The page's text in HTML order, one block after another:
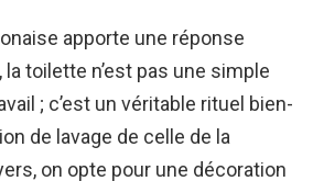
apporte une réponse
toilette n’est pas une simple
; c’est un véritable rituel bien-
de lavage de celle de la
on opte pour une décoration